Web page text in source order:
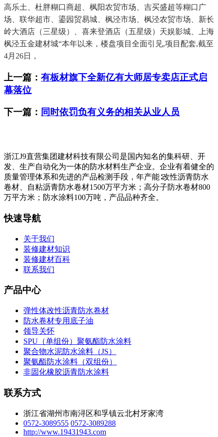
高乐土、杜胖糊口商超、枫阳农贸市场、吉买盛超等糊口广
场、联华超市、鎏园贸易城、枫泾市场、枫泾农贸市场、新长
岭大酒店（三星级）、喜来登酒店（五星级）天娱影城、上海
枫泾五金建材城“本年以来，楼盘项目全面引见,项目配套,截至
4月26日，
上一篇： 有板材旗下全新亿有大师居专卖店正式启
幕落位
下一篇： 同时依罚负有义务的相关从业人员
浙江J9直营集团建材科技有限公司是国内知名的集科研、开
发、生产自动化为一体的防水材料生产企业。企业有着健全的
质量管理体系和先进的产品检测手段，年产能∶改性沥青防水
卷材、自粘沥青防水卷材1500万平方米；高分子防水卷材800
万平方米；防水涂料100万吨，产品品种齐全。
快速导航
关于我们
装修建材知识
装修建材百科
联系我们
产品中心
弹性体改性沥青防水卷材
防水卷材专用底子油
领导关怀
SPU（单组份）聚氨酯防水涂料
聚合物水泥防水涂料（JS）
聚氨酯防水涂料（双组份）
非固化橡胶沥青防水涂料
联系方式
浙江省湖州市南浔区和孚镇云北村牙家湾
0572-3089555 0572-3089288
http://www.19431943.com